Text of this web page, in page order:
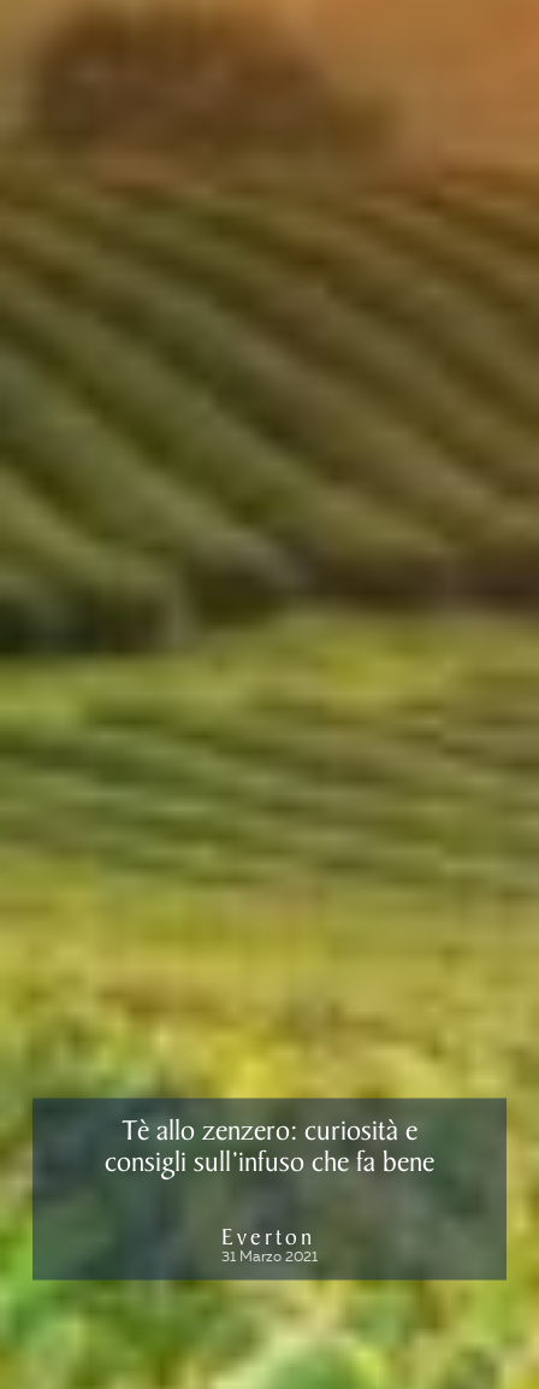
Tè allo zenzero: curiosità e
consigli sull’infuso che fa bene
Everton
31 Marzo 2021